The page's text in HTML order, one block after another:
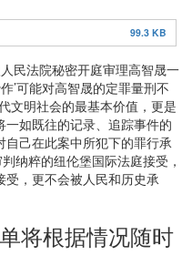
99.3 KB
民法院秘密开庭审理高智晟一
’可能对高智晟的定罪量刑不
文明社会的最基本价值，更是
如既往的记录、追踪事件的
己在此案中所犯下的罪行承
纳粹的纽伦堡国际法庭接受，
，更不会被人民和历史承
将根据情况随时